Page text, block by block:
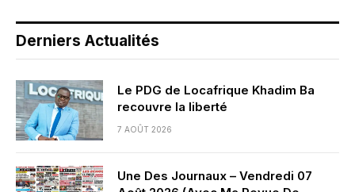
Derniers Actualités
Le PDG de Locafrique Khadim Ba
recouvre la liberté
7 AOÛT 2026
Une Des Journaux – Vendredi 07